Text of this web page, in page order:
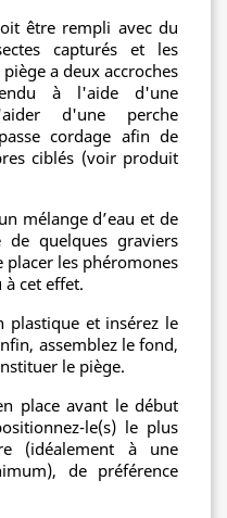
être rempli avec du
capturés et les
a deux accroches
à l'aide d'une
d'une perche
cordage afin de
ciblés (voir produit
mélange d’eau et de
de quelques graviers
placer les phéromones
cet effet.
plastique et insérez le
assemblez le fond,
le piège.
place avant le début
le(s) le plus
(idéalement à une
de préférence